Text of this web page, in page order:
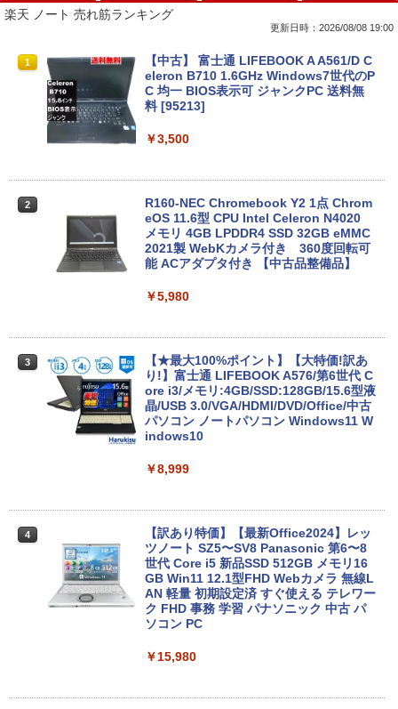
楽天 ノート 売れ筋ランキング
更新日時：2026/08/08 19:00
1
【中古】 富士通 LIFEBOOK A A561/D C
eleron B710 1.6GHz Windows7世代のP
C 均一 BIOS表示可 ジャンクPC 送料無
料 [95213]
￥3,500
2
R160-NEC Chromebook Y2 1点 Chrom
eOS 11.6型 CPU Intel Celeron N4020
メモリ 4GB LPDDR4 SSD 32GB eMMC
2021製 WebKカメラ付き 360度回転可
能 ACアダプタ付き 【中古品整備品】
￥5,980
3
【★最大100%ポイント】【大特価!訳あ
り!】富士通 LIFEBOOK A576/第6世代 C
ore i3/メモリ:4GB/SSD:128GB/15.6型液
晶/USB 3.0/VGA/HDMI/DVD/Office/中古
パソコン ノートパソコン Windows11 W
indows10
￥8,999
4
【訳あり特価】【最新Office2024】レッ
ツノート SZ5〜SV8 Panasonic 第6〜8
世代 Core i5 新品SSD 512GB メモリ16
GB Win11 12.1型FHD Webカメラ 無線L
AN 軽量 初期設定済 すぐ使える テレワー
ク FHD 事務 学習 パナソニック 中古 パ
ソコン PC
￥15,980